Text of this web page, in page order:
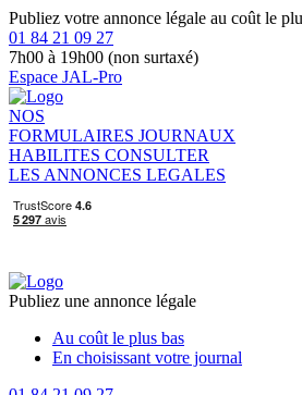
Publiez votre annonce légale au coût le
01 84 21 09 27
7h00 à 19h00 (non surtaxé)
Espace JAL-Pro
NOS
FORMULAIRES JOURNAUX
HABILITES CONSULTER
LES ANNONCES LEGALES
Publiez une annonce légale
Au coût le plus bas
En choisissant votre journal